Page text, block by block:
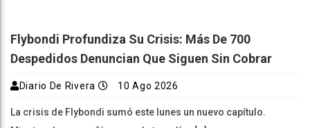
Flybondi Profundiza Su Crisis: Más De 700
Despedidos Denuncian Que Siguen Sin Cobrar
Diario De Rivera 10 Ago 2026
La crisis de Flybondi sumó este lunes un nuevo capítulo.